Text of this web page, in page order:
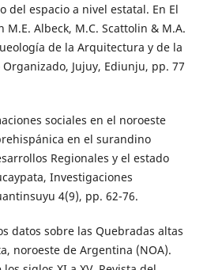
del espacio a nivel estatal. En El
M.E. Albeck, M.C. Scattolin & M.A.
de la Arquitectura y de la
Jujuy, Ediunju, pp. 77
sociales en el noroeste
en el surandino
Regionales y el estado
Investigaciones
4(9), pp. 62-76.
datos sobre las Quebradas altas
noroeste de Argentina (NOA).